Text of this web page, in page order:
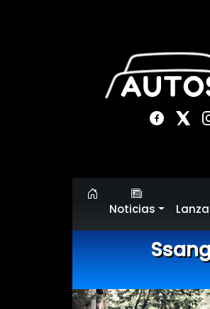
Noticias